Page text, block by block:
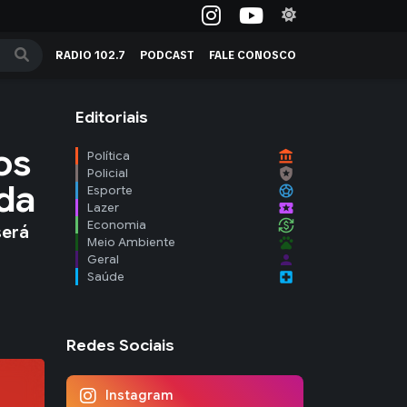
RADIO 102.7 PODCAST FALE CONOSCO
Editoriais
Política account_balance
Policial local_police
Esporte sports_soccer
Lazer local_activity
Economia currency_exchange
Meio Ambiente pets
Geral person
Saúde local_hospital
Redes Sociais
Instagram